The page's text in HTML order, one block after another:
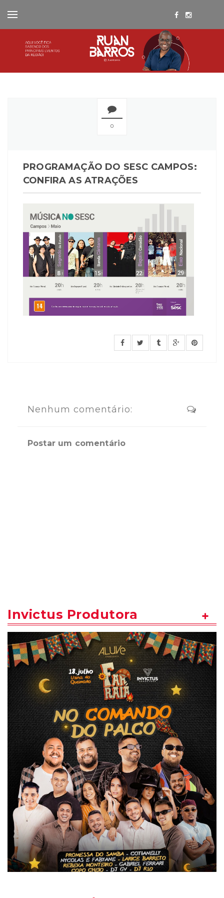
0
PROGRAMAÇÃO DO SESC CAMPOS:
CONFIRA AS ATRAÇÕES
Nenhum comentário:
Postar um comentário
Invictus Produtora